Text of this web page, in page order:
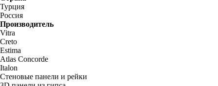
Турция
Россия
Производитель
Vitra
Creto
Estima
Atlas Concorde
Italon
Стеновые панели и рейки